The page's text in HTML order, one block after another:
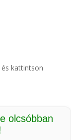
kattintson
olcsóbban